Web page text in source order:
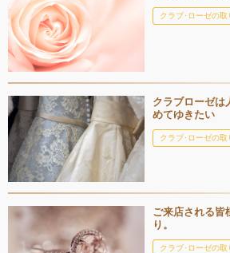
クラブ･ローゼの取
クラブローゼは
めてゆきたい
クラブ･ローゼの取
ご来店される皆
り。
クラブ･ローゼの取